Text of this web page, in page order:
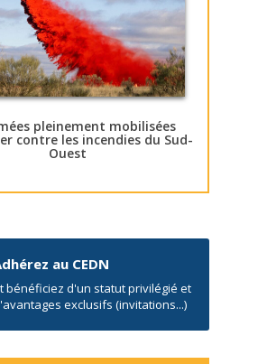
pleinement mobilisées
contre les incendies du Sud-
Ouest
au CEDN
bénéficiez d'un statut privilégié et
exclusifs (invitations...)